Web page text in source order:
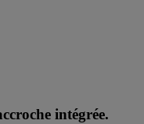
intégrée.